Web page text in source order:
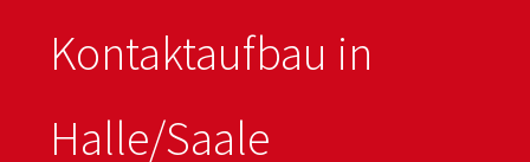
Kontaktaufbau in
Halle/Saale